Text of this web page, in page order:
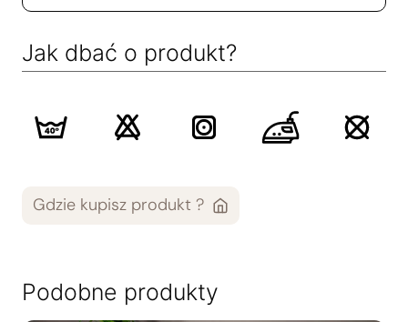
Jak dbać o produkt?
Gdzie kupisz produkt ?
Podobne produkty